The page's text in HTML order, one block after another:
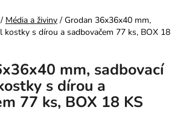
/ Média a živiny / Grodan 36x36x40 mm,
kostky s dírou a sadbovačem 77 ks, BOX 18
mm, sadbovací
s dírou a
77 ks, BOX 18 KS